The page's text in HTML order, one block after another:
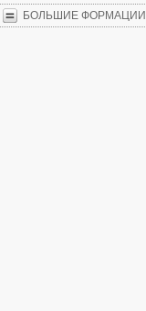
БОЛЬШИЕ ФОРМАЦИИ